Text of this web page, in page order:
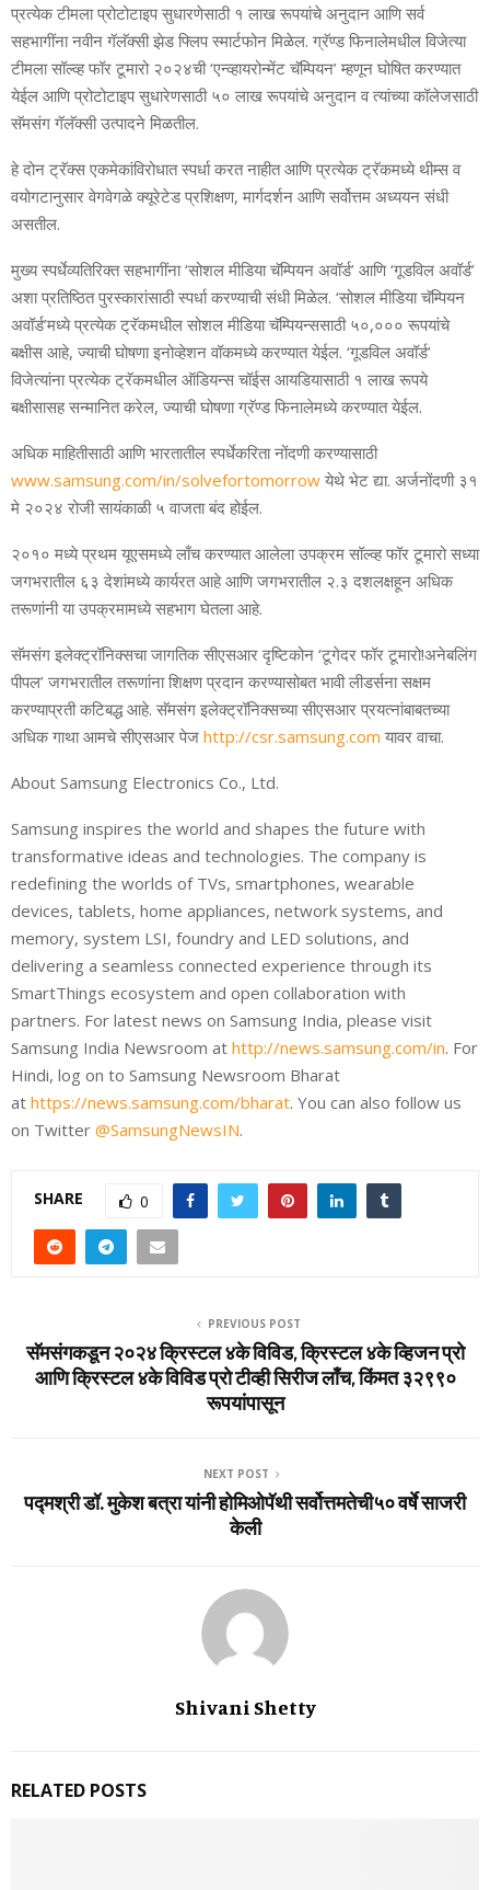
प्रत्‍येक टीमला प्रोटोटाइप सुधारणेसाठी १ लाख रूपयांचे अनुदान आणि सर्व
सहभागींना नवीन गॅलॅक्‍सी झेड फ्लिप स्‍मार्टफोन मिळेल. ग्रॅण्‍ड फिनालेमधील विजेत्‍या
टीमला सॉल्‍व्‍ह फॉर टूमारो २०२४ची ‘एन्‍व्‍हायरोन्‍मेंट चॅम्पियन’ म्‍हणून घोषित करण्‍यात
येईल आणि प्रोटोटाइप सुधारेणसाठी ५० लाख रूपयांचे अनुदान व त्‍यांच्‍या कॉलेजसाठी
सॅमसंग गॅलॅक्‍सी उत्‍पादने मिळतील.
हे दोन ट्रॅक्‍स एकमेकांविरोधात स्‍पर्धा करत नाहीत आणि प्रत्‍येक ट्रॅकमध्‍ये थीम्‍स व
वयोगटानुसार वेगवेगळे क्‍यूरेटेड प्रशिक्षण, मार्गदर्शन आणि सर्वोत्तम अध्‍ययन संधी
असतील.
मुख्‍य स्‍पर्धेव्‍यतिरिक्‍त सहभागींना ‘सोशल मीडिया चॅम्पियन अवॉर्ड’ आणि ‘गूडविल अवॉर्ड’
अशा प्रतिष्ठित पुरस्‍कारांसाठी स्‍पर्धा करण्‍याची संधी मिळेल. ‘सोशल मीडिया चॅम्पियन
अवॉर्ड’मध्‍ये प्रत्‍येक ट्रॅकमधील सोशल मीडिया चॅम्पियन्‍ससाठी ५०,००० रूपयांचे
बक्षीस आहे, ज्‍याची घोषणा इनोव्‍हेशन वॉकमध्‍ये करण्‍यात येईल. ‘गूडविल अवॉर्ड’
विजेत्‍यांना प्रत्‍येक ट्रॅकमधील ऑडियन्‍स चॉईस आयडियासाठी १ लाख रूपये
बक्षीसासह सन्‍मानित करेल, ज्‍याची घोषणा ग्रॅण्‍ड फिनालेमध्‍ये करण्‍यात येईल.
अधिक माहितीसाठी आणि भारतातील स्‍पर्धेकरिता नोंदणी करण्‍यासाठी
www.samsung.com/in/solvefortomorrow येथे भेट द्या. अर्जनोंदणी ३१
मे २०२४ रोजी सायंकाळी ५ वाजता बंद होईल.
२०१० मध्‍ये प्रथम यूएसमध्‍ये लच करण्‍यात आलेला उपक्रम सॉल्व्‍ह फॉर टूमारो सध्‍या
जगभरातील ६३ देशांमध्‍ये कार्यरत आहे आणि जगभरातील २.३ दशलक्षहून अधिक
तरूणांनी या उपक्रमामध्‍ये सहभाग घेतला आहे.
सॅमसंग इलेक्‍ट्रॉनिक्‍सचा जागतिक सीएसआर दृष्टिकोन ‘टूगेदर फॉर टूमारो!अनेबलिंग
पीपल’ जगभरातील तरूणांना शिक्षण प्रदान करण्‍यासोबत भावी लीडर्सना सक्षम
करण्‍याप्रती कटिबद्ध आहे. सॅमसंग इलेक्‍ट्रॉनिक्‍सच्‍या सीएसआर प्रयत्‍नांबाबतच्‍या
अधिक गाथा आमचे सीएसआर पेज http://csr.samsung.com यावर वाचा.
About Samsung Electronics Co., Ltd.
Samsung inspires the world and shapes the future with
transformative ideas and technologies. The company is
redefining the worlds of TVs, smartphones, wearable
devices, tablets, home appliances, network systems, and
memory, system LSI, foundry and LED solutions, and
delivering a seamless connected experience through its
SmartThings ecosystem and open collaboration with
partners. For latest news on Samsung India, please visit
Samsung India Newsroom at http://news.samsung.com/in. For
Hindi, log on to Samsung Newsroom Bharat
at https://news.samsung.com/bharat. You can also follow us
on Twitter @SamsungNewsIN.
SHARE 0
PREVIOUS POST
सॅमसंगकडून २०२४ क्रिस्‍टल ४के विविड, क्रिस्‍टल ४के व्हिजन प्रो
आणि क्रिस्‍टल ४के विविड प्रो टीव्‍ही सिरीज लाँच, किंमत ३२९९०
रूपयांपासून
NEXT POST
पद्मश्री डॉ. मुकेश बत्रा यांनी होमिओपॅथी सर्वोत्तमतेची५० वर्षे साजरी
केली
Shivani Shetty
RELATED POSTS